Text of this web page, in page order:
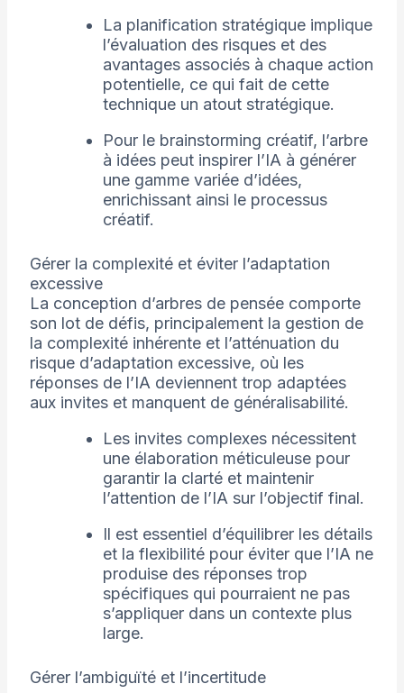
La planification stratégique implique
l’évaluation des risques et des
avantages associés à chaque action
potentielle, ce qui fait de cette
technique un atout stratégique.
Pour le brainstorming créatif, l’arbre
à idées peut inspirer l’IA à générer
une gamme variée d’idées,
enrichissant ainsi le processus
créatif.
Gérer la complexité et éviter l’adaptation
excessive
La conception d’arbres de pensée comporte
son lot de défis, principalement la gestion de
la complexité inhérente et l’atténuation du
risque d’adaptation excessive, où les
réponses de l’IA deviennent trop adaptées
aux invites et manquent de généralisabilité.
Les invites complexes nécessitent
une élaboration méticuleuse pour
garantir la clarté et maintenir
l’attention de l’IA sur l’objectif final.
Il est essentiel d’équilibrer les détails
et la flexibilité pour éviter que l’IA ne
produise des réponses trop
spécifiques qui pourraient ne pas
s’appliquer dans un contexte plus
large.
Gérer l’ambiguïté et l’incertitude